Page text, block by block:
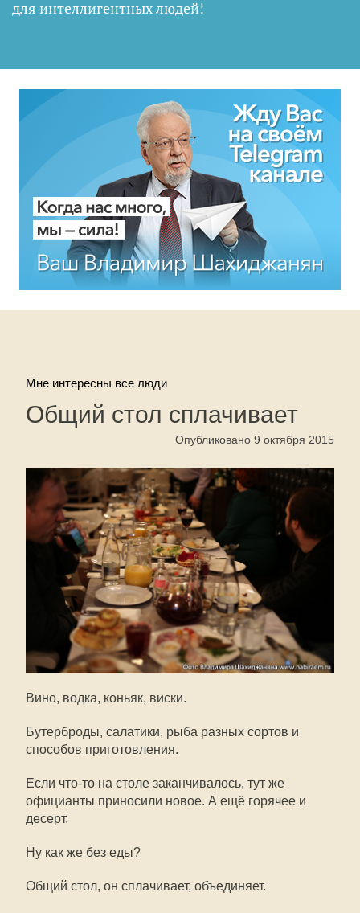
для интеллигентных людей!
Мне интересны все люди
Общий стол сплачивает
Опубликовано 9 октября 2015
Вино, водка, коньяк, виски.
Бутерброды, салатики, рыба разных сортов и
способов приготовления.
Если что-то на столе заканчивалось, тут же
официанты приносили новое. А ещё горячее и
десерт.
Ну как же без еды?
Общий стол, он сплачивает, объединяет.